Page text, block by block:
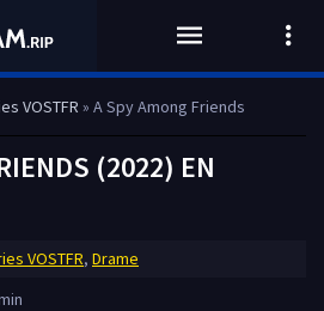
VOSTFR » A Spy Among Friends
(2022) EN
VOSTFR, Drame